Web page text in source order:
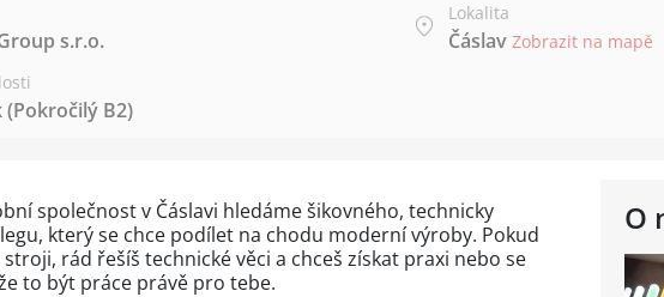
s.r.o.
Lokalita
Čáslav Zobrazit na mapě
(Pokročilý B2)
O
společnost v Čáslavi hledáme šikovného, technicky
který se chce podílet na chodu moderní výroby. Pokud
rád řešíš technické věci a chceš získat praxi nebo se
to být práce právě pro tebe.